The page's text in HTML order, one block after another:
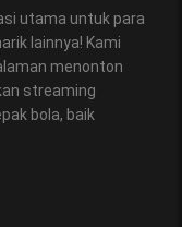
utama untuk para
lainnya! Kami
menonton
streaming
bola, baik